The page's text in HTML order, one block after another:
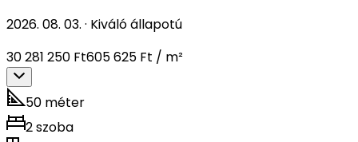
2026. 08. 03. · Kiváló állapotú
30 281 250 Ft605 625 Ft / m²
50 méter
2 szoba